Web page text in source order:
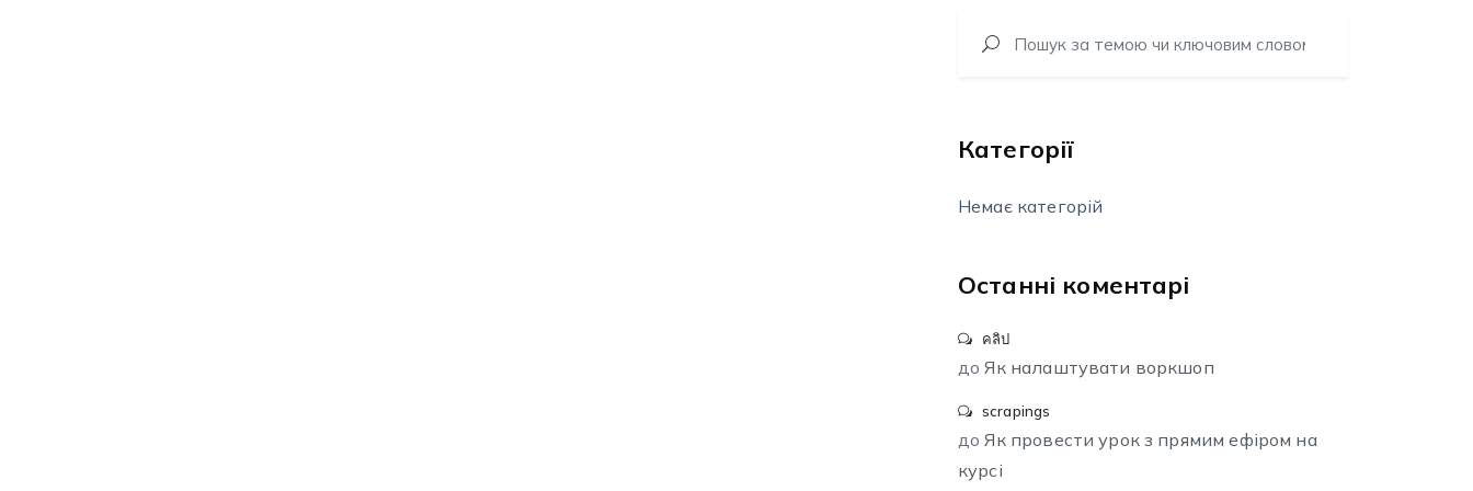
Категорії
Немає категорій
Останні коментарі
คลิป
доЯк налаштувати воркшоп
scrapings
доЯк провести урок з прямим ефіром на
курсі